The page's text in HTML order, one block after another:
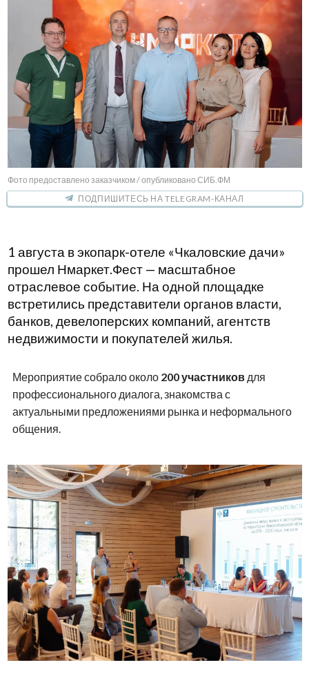
Участники поговорили о важных изменениях в сфере
недвижимости. Обсудили, как меняются потребности
людей в жилье и что будет дальше со спросом. Также
рассмотрели, позиции субъектов России по объемам
жилищного строительства, как быстро вводят жилье в
эксплуатацию и как меняется средняя цена за
квадратный метр.
Отдельный блок посвятили семейной ипотеке.
программы в 2026 году и как она влияет на покупателей,
застройщиков и рынок новостроек в целом.